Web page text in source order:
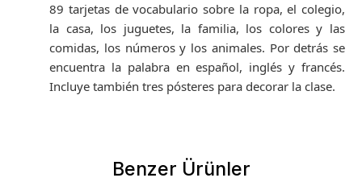
89 tarjetas de vocabulario sobre la ropa, el colegio,
la casa, los juguetes, la familia, los colores y las
comidas, los números y los animales. Por detrás se
encuentra la palabra en español, inglés y francés.
Incluye también tres pósteres para decorar la clase.
Benzer Ürünler